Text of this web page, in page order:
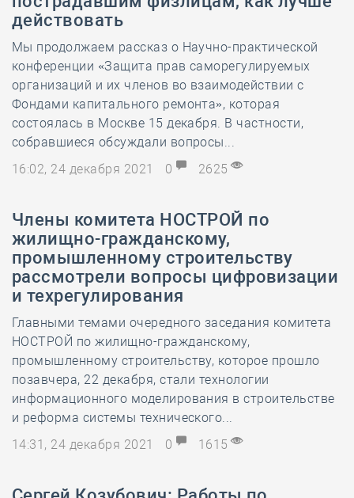
действовать
Мы продолжаем рассказ о Научно-практической
конференции «Защита прав саморегулируемых
организаций и их членов во взаимодействии с
Фондами капитального ремонта», которая
состоялась в Москве 15 декабря. В частности,
собравшиеся обсуждали вопросы...
16:02, 24 декабря 2021
0 2625
Члены комитета НОСТРОЙ по
жилищно-гражданскому,
промышленному строительству
рассмотрели вопросы цифровизации
и техрегулирования
Главными темами очередного заседания комитета
НОСТРОЙ по жилищно-гражданскому,
промышленному строительству, которое прошло
позавчера, 22 декабря, стали технологии
информационного моделирования в строительстве
и реформа системы технического...
14:31, 24 декабря 2021
0 1615